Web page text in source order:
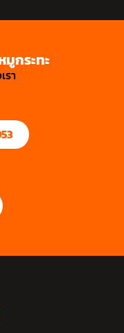
กระทะ
รา